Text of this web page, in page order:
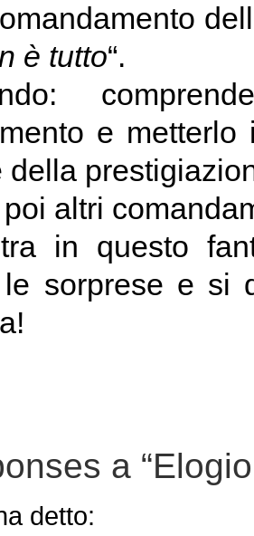
è tutto“.
e
della
altri
in questo
sorprese e si
a
detto: